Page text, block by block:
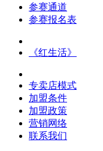
参赛通道
参赛报名表
《红生活》
专卖店模式
加盟条件
加盟政策
营销网络
联系我们